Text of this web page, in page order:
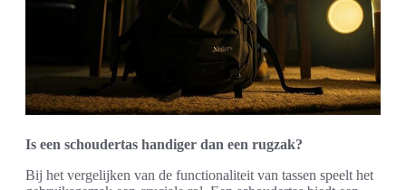
Is een schoudertas handiger dan een rugzak?
Bij het vergelijken van de functionaliteit van tassen speelt het